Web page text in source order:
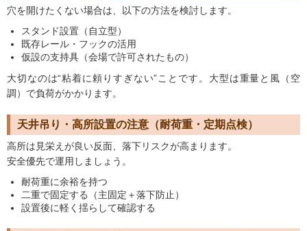
穴を開けたくない場合は、以下の方法を検討します。
スタンド設置（自立型）
既存レール・フックの活用
仮設の支持具（会場で許可されたもの）
大切なのは“粘着に頼りすぎない”ことです。大型は重量と風（空
調）で負荷がかかります。
天井吊り・高所設置の注意（耐荷重・定期点検）
高所は見栄えが良い反面、落下リスクが高まります。
安全優先で運用しましょう。
耐荷重に余裕を持つ
二重で固定する（主固定＋落下防止）
設置後に軽く揺らして確認する